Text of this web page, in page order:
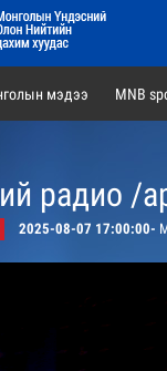
мэдээ MNB
радио /
2025-08-07 17:00:00-